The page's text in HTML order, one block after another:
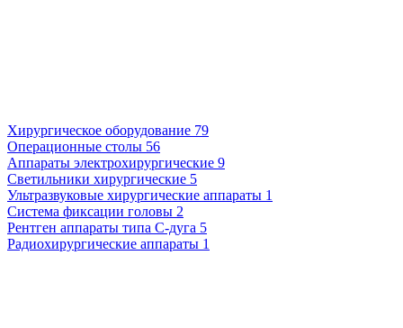
Хирургическое оборудование 79
Операционные столы 56
Аппараты электрохирургические 9
Светильники хирургические 5
Ультразвуковые хирургические аппараты 1
Система фиксации головы 2
Рентген аппараты типа С-дуга 5
Радиохирургические аппараты 1